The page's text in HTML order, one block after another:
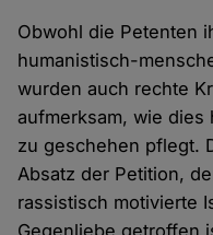
Obwohl die Petenten
humanistisch-
wurden auch rechte
aufmerksam, wie dies
zu geschehen pflegt.
Absatz der Petition,
rassistisch motivierte